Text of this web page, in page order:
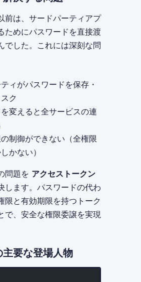
前は、サードパーティアプ
ためにパスワードを直接渡
でした。これには深刻な問
ィがパスワードを保存・
ク
変えると全サービスの連
制御ができない（全権限
かない）
問題を アクセストークン
します。パスワードの代わ
限と有効期限を持つトーク
で、安全な権限委譲を実現
要な登場人物